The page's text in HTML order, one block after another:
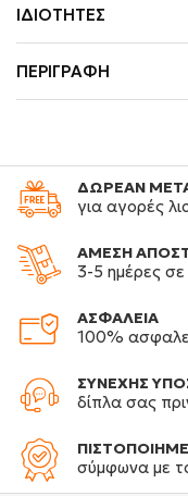
ΙΔΙΌΤΗΤΕΣ
ΠΕΡΙΓΡΑΦΉ
ΔΩΡΕΑΝ
για αγορές
ΑΜΕΣΗ
3-5 ημέρες
ΑΣΦΑΛΕΙΑ
100%
ΣΥΝΕΧΗΣ
δίπλα σας
σύμφωνα με